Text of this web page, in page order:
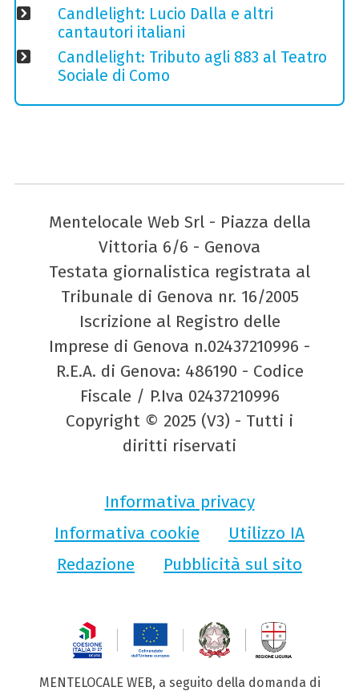
Candlelight: Lucio Dalla e altri
cantautori italiani
Candlelight: Tributo agli 883 al Teatro
Sociale di Como
Mentelocale Web Srl - Piazza della
Vittoria 6/6 - Genova
Testata giornalistica registrata al
Tribunale di Genova nr. 16/2005
Iscrizione al Registro delle
Imprese di Genova n.02437210996 -
R.E.A. di Genova: 486190 - Codice
Fiscale / P.Iva 02437210996
Copyright © 2025 (V3) - Tutti i
diritti riservati
Informativa privacy
Informativa cookie
Utilizzo IA
Redazione
Pubblicità sul sito
MENTELOCALE WEB, a seguito della domanda di